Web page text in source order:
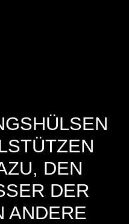
DEN
DER
ANDERE